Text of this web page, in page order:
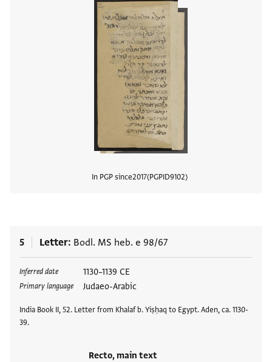
In PGP since2017 PGPID9102
5 Letter Bodl. MS heb. e 98/67
Inferred date 1130–1139 CE
Primary language Judaeo-Arabic
India Book II, 52. Letter from Khalaf b. Yiṣḥaq to Egypt. Aden, ca. 1130-
39.
Recto, main text
Tags